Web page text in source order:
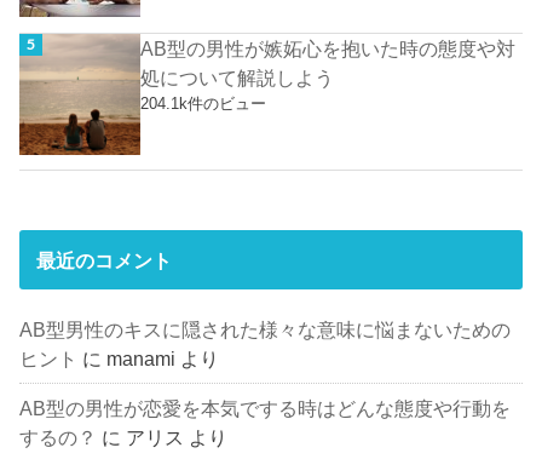
AB型の男性が嫉妬心を抱いた時の態度や対
処について解説しよう
204.1k件のビュー
最近のコメント
AB型男性のキスに隠された様々な意味に悩まないための
ヒント に manami より
AB型の男性が恋愛を本気でする時はどんな態度や行動を
するの？ に アリス より